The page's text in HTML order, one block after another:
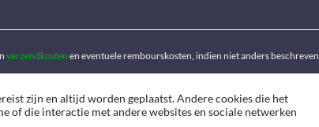
verzendkosten en eventuele rembourskosten, indien niet anders beschreven
zijn en altijd worden geplaatst. Andere cookies die het
of die interactie met andere websites en sociale netwerken